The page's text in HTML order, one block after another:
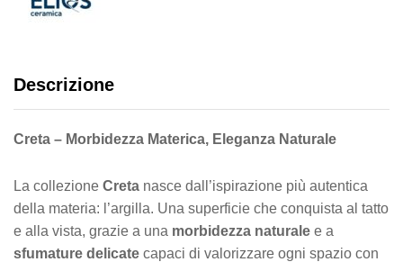
Descrizione
Creta – Morbidezza Materica, Eleganza Naturale
La collezione Creta nasce dall’ispirazione più autentica
della materia: l’argilla. Una superficie che conquista al tatto
e alla vista, grazie a una morbidezza naturale e a
sfumature delicate capaci di valorizzare ogni spazio con